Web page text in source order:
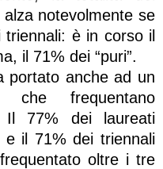
notevolmente se
è in corso il
il 71% dei “puri”.
portato anche ad un
che frequentano
Il 77% dei laureati
e il 71% dei triennali
oltre i tre